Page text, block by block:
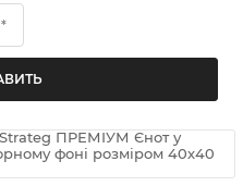
ПРЕМІУМ Єнот у
фоні розміром 40х40